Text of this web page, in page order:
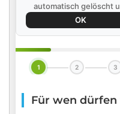
automatisch gelöscht
OK
1 2 3
Für wen